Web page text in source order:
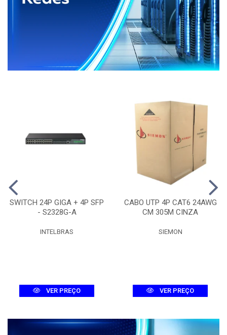
SWITCH 24P GIGA + 4P SFP
- S2328G-A
INTELBRAS
VER PREÇO
CABO UTP 4P CAT6 24AWG
CM 305M CINZA
SIEMON
VER PREÇO